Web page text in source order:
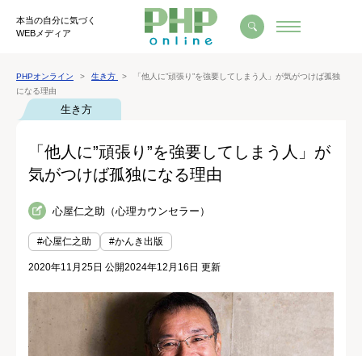
本当の自分に気づく
WEBメディア
PHPオンライン 生き方
「他人に”頑張り”を強要してしまう人」が気がつけば孤独
になる理由
生き方
「他人に”頑張り”を強要してしまう人」が
気がつけば孤独になる理由
心屋仁之助（心理カウンセラー）
#心屋仁之助 #かんき出版
2020年11月25日 公開2024年12月16日 更新